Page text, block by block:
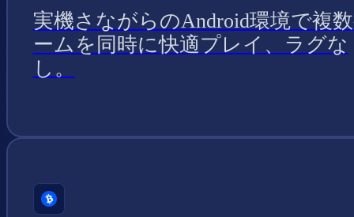
実機さながらのAndroid環境で複
ームを同時に快適プレイ、ラグな
し。